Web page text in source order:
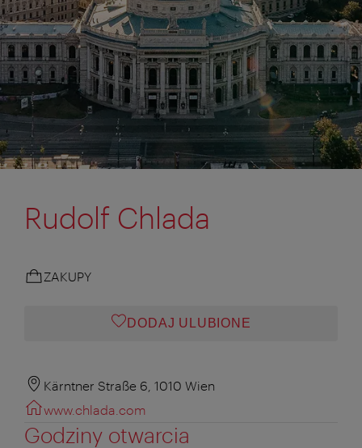
Rudolf Chlada
ZAKUPY
DODAJ ULUBIONE
Kärntner Straße 6, 1010 Wien
www.chlada.com
Godziny otwarcia